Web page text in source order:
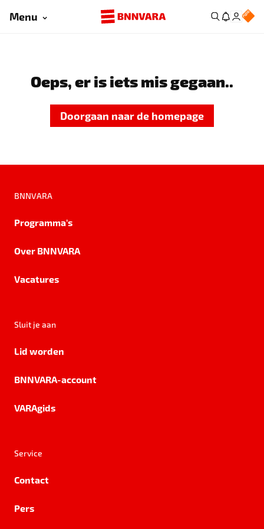
Menu
Oeps, er is iets mis gegaan..
Doorgaan naar de homepage
BNNVARA
Programma's
Over BNNVARA
Vacatures
Sluit je aan
Lid worden
BNNVARA-account
VARAgids
Service
Contact
Pers